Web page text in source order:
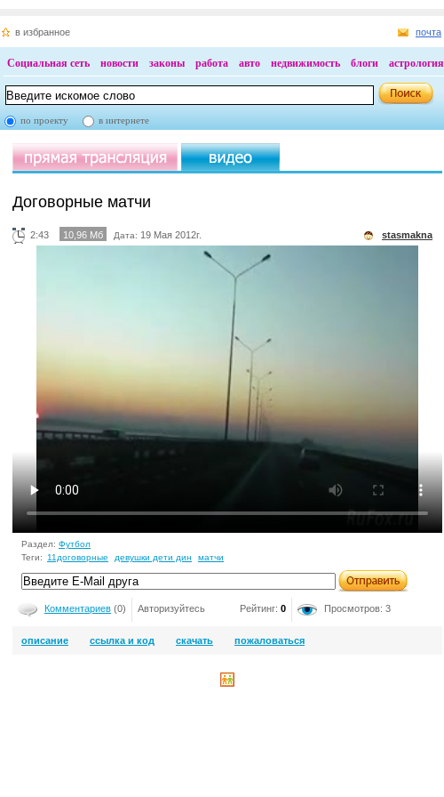
в избранное почта
Социальная сеть новости законы работа авто недвижимость блоги астрология
по проекту в интернете
Договорные матчи
2:43 10,96 Мб Дата: 19 Мая 2012г. stasmakna
Раздел: Футбол
Теги:
11договорные девушки дети дин матчи
Комментариев (0) Авторизуйтесь Рейтинг: 0 Просмотров: 3
описание ссылка и код скачать пожаловаться